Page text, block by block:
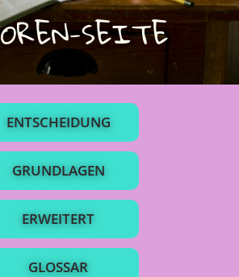
SEITE
ENTSCHEIDUNG
GRUNDLAGEN
ERWEITERT
GLOSSAR